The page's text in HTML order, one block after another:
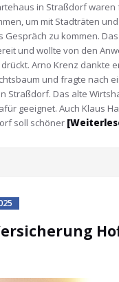
in Straßdorf waren
um mit Stadträten
Gespräch zu kommen.
und wollte von den
Arno Krenz dankte
und fragte nach
Straßdorf. Das alte
geeignet. Auch Klaus
soll schöner